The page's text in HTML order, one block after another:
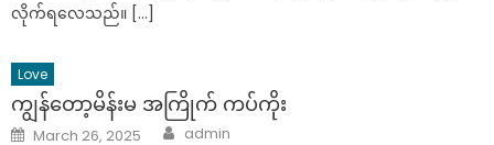
လိုက်ရလေသည်။ […]
Love
ကျွန်တော့မိန်းမ အကြိုက် ကပ်ကိုး
Posted
March 26, 2025 Author
admin